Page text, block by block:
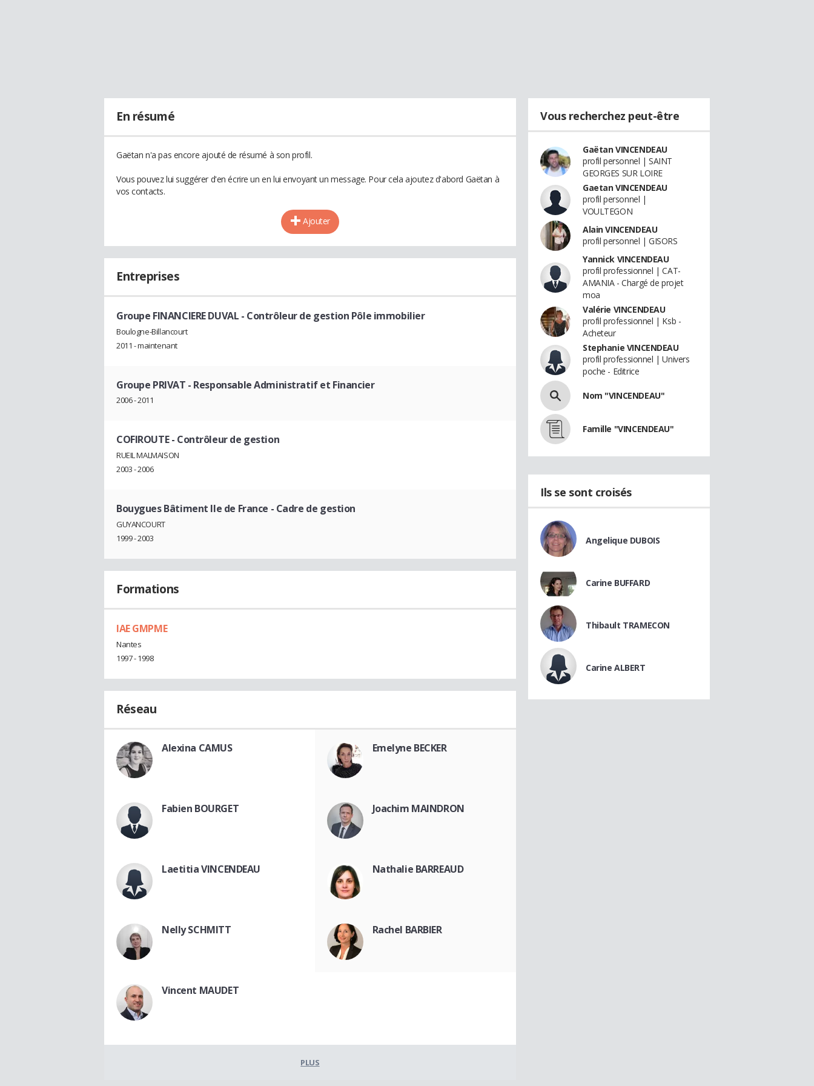
En résumé
Gaëtan n'a pas encore ajouté de résumé à son profil.
Vous pouvez lui suggérer d'en écrire un en lui envoyant un message. Pour cela ajoutez d'abord Gaëtan à
vos contacts.
Ajouter
Entreprises
Groupe FINANCIERE DUVAL - Contrôleur de gestion Pôle immobilier
Boulogne-Billancourt
2011 - maintenant
Groupe PRIVAT - Responsable Administratif et Financier
2006 - 2011
COFIROUTE- Contrôleur de gestion
RUEIL MALMAISON
2003 - 2006
Bouygues Bâtiment Ile de France - Cadre de gestion
GUYANCOURT
1999 - 2003
Formations
IAE GMPME
Nantes
1997 - 1998
Réseau
Alexina CAMUS Emelyne BECKER
Fabien BOURGET Joachim MAINDRON
Laetitia VINCENDEAU Nathalie BARREAUD
Nelly SCHMITT Rachel BARBIER
Vincent MAUDET
PLUS
Vous recherchez peut-être
Gaëtan VINCENDEAU
profil personnel | SAINT
GEORGES SUR LOIRE
Gaetan VINCENDEAU
profil personnel |
VOULTEGON
Alain VINCENDEAU
profil personnel | GISORS
Yannick VINCENDEAU
profil professionnel | CAT-
AMANIA - Chargé de projet
moa
Valérie VINCENDEAU
profil professionnel | Ksb -
Acheteur
Stephanie VINCENDEAU
profil professionnel | Univers
poche - Editrice
Nom "VINCENDEAU"
Famille "VINCENDEAU"
Ils se sont croisés
Angelique DUBOIS
Carine BUFFARD
Thibault TRAMECON
Carine ALBERT